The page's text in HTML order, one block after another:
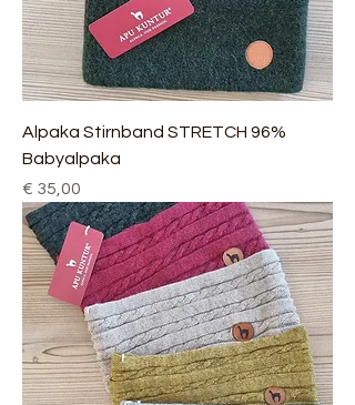
Alpaka Stirnband STRETCH 96%
Babyalpaka
Preis
€ 35,00